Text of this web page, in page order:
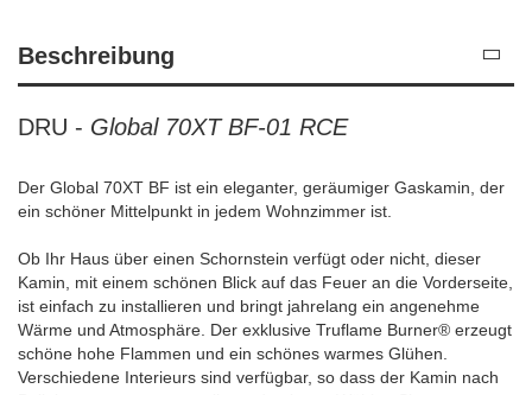
Beschreibung
DRU - Global 70XT BF-01 RCE
Der Global 70XT BF ist ein eleganter, geräumiger Gaskamin, der
ein schöner Mittelpunkt in jedem Wohnzimmer ist.
Ob Ihr Haus über einen Schornstein verfügt oder nicht, dieser
Kamin, mit einem schönen Blick auf das Feuer an die Vorderseite,
ist einfach zu installieren und bringt jahrelang ein angenehme
Wärme und Atmosphäre. Der exklusive Truflame Burner® erzeugt
schöne hohe Flammen und ein schönes warmes Glühen.
Verschiedene Interieurs sind verfügbar, so dass der Kamin nach